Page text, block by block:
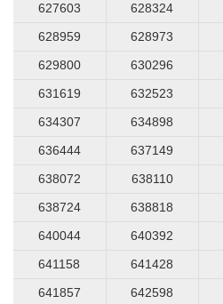
627603
628324
628959
628973
629800
630296
631619
632523
634307
634898
636444
637149
638072
638110
638724
638818
640044
640392
641158
641428
641857
642598